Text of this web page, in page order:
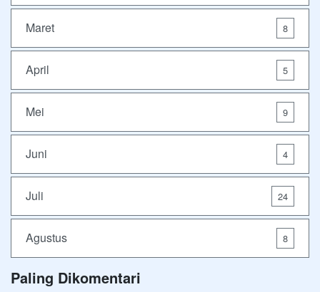
Maret 8
April 5
Mei 9
Juni 4
Juli 24
Agustus 8
Paling Dikomentari